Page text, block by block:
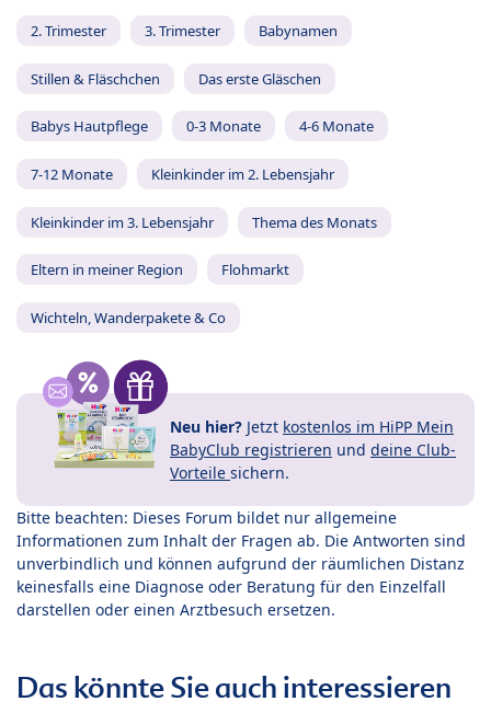
2. Trimester 3. Trimester Babynamen
Stillen & Fläschchen Das erste Gläschen
Babys Hautpflege 0-3 Monate 4-6 Monate
7-12 Monate Kleinkinder im 2. Lebensjahr
Kleinkinder im 3. Lebensjahr Thema des Monats
Eltern in meiner Region Flohmarkt
Wichteln, Wanderpakete & Co
Neu hier? Jetzt kostenlos im HiPP Mein
BabyClub registrieren und deine Club-
Vorteile sichern.
Bitte beachten: Dieses Forum bildet nur allgemeine
Informationen zum Inhalt der Fragen ab. Die Antworten sind
unverbindlich und können aufgrund der räumlichen Distanz
keinesfalls eine Diagnose oder Beratung für den Einzelfall
darstellen oder einen Arztbesuch ersetzen.
Das könnte Sie auch interessieren